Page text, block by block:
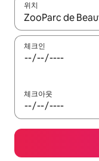
위치
결과가 나오면 위·
체크인
체크아웃